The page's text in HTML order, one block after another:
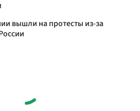
вышли на протесты из-за